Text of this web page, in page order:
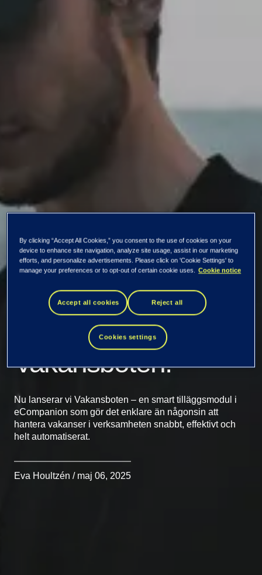
Din nya
hjälpsamma kollega
är här – träffa
Vakansboten!
Nu lanserar vi Vakansboten – en smart tilläggsmodul i
eCompanion som gör det enklare än någonsin att
hantera vakanser i verksamheten snabbt, effektivt och
helt automatiserat.
Eva Houltzén / maj 06, 2025
By clicking “Accept All Cookies,” you consent to the use of cookies on your
device to enhance site navigation, analyze site usage, assist in our marketing
efforts, and personalize advertisements. Please click on 'Cookie Settings' to
manage your preferences or to opt-out of certain cookie uses.
Cookie notice
Accept all cookies Reject all
Cookies settings